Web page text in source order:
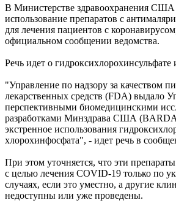
В Министерстве здравоохранения США
использование препаратов с
для лечения пациентов с
официальном сообщении ведомства.
Речь идет о
"Управление по надзору за качеством
лекарственных средств (FDA) выдало
перспективными биомедицинскими
разработками Минздрава США
экстренное использования
хлорохинфосфата", - идет речь в
При этом уточняется, что эти
с целью лечения COVID-19 только по
случаях, если это уместно, а другие
недоступны или уже проведены.